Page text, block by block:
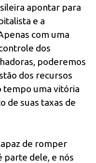
apontar para
e a
com uma
dos
poderemos
dos recursos
tempo uma vitória
de suas taxas de
de romper
parte dele, e nós